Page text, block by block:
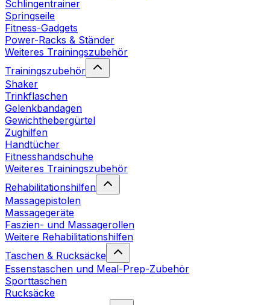
Schlingentrainer
Springseile
Fitness-Gadgets
Power-Racks & Ständer
Weiteres Trainingszubehör
Trainingszubehör
Shaker
Trinkflaschen
Gelenkbandagen
Gewichthebergürtel
Zughilfen
Handtücher
Fitnesshandschuhe
Weiteres Trainingszubehör
Rehabilitationshilfen
Massagepistolen
Massagegeräte
Faszien- und Massagerollen
Weitere Rehabilitationshilfen
Taschen & Rucksäcke
Essenstaschen und Meal-Prep-Zubehör
Sporttaschen
Rucksäcke